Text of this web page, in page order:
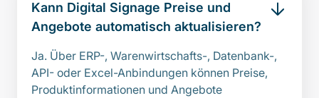
Kann Digital Signage Preise und
Angebote automatisch aktualisieren?
Ja. Über ERP-, Warenwirtschafts-, Datenbank-,
API- oder Excel-Anbindungen können Preise,
Produktinformationen und Angebote